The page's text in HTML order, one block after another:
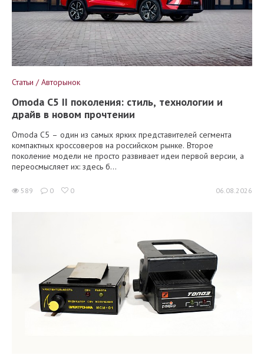
Статьи / Авторынок
Omoda C5 II поколения: стиль, технологии и
драйв в новом прочтении
Omoda C5 – один из самых ярких представителей сегмента
компактных кроссоверов на российском рынке. Второе
поколение модели не просто развивает идеи первой версии, а
переосмысляет их: здесь б...
589 0 0 06.08.2026